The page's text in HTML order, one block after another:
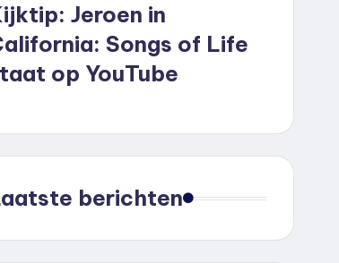
Jeroen in
Songs of Life
op YouTube
berichten